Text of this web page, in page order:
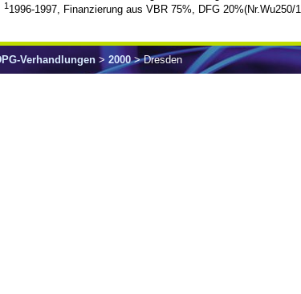
1 1996-1997, Finanzierung aus VBR 75%, DFG
Verhandlungen > 2000> Dresden